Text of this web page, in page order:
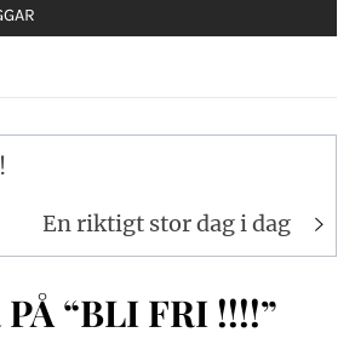
En riktigt stor dag i dag
“BLI FRI !!!!”